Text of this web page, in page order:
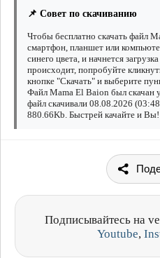
📌 Совет по скачиванию
Чтобы бесплатно скачать файл
смартфон, планшет или
синего цвета, и начнется
происходит, попробуйте
кнопке "Скачать" и выберите
Файл Mama El Baion был скачан
файл скачивали 08.08.2026
880.66Kb. Быстрей качайте и Вы!
Подписывайтесь на
Youtube,